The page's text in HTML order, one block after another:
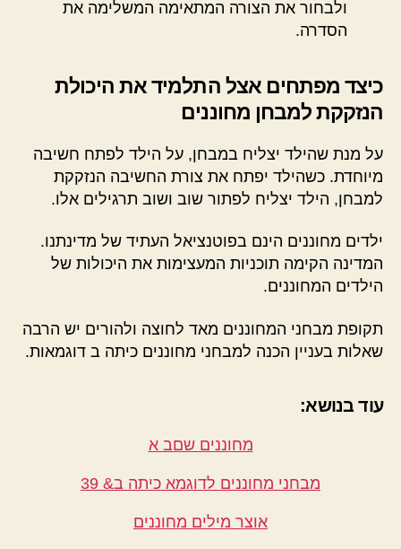
ולבחור את הצורה המתאימה המשלימה את
הסדרה.
כיצד מפתחים אצל התלמיד את היכולת
הנזקקת למבחן מחוננים
על מנת שהילד יצליח במבחן, על הילד לפתח חשיבה
מיוחדת. כשהילד יפתח את צורת החשיבה הנזקקת
למבחן, הילד יצליח לפתור שוב ושוב תרגילים אלו.
ילדים מחוננים הינם בפוטנציאל העתיד של מדינתנו.
המדינה הקימה תוכניות המעצימות את היכולות של
הילדים המחוננים.
תקופת מבחני המחוננים מאד לחוצה ולהורים יש הרבה
שאלות בעניין הכנה למבחני מחוננים כיתה ב דוגמאות.
עוד בנושא:
מחוננים שםב א
מבחני מחוננים לדוגמא כיתה ב& 39
אוצר מילים מחוננים